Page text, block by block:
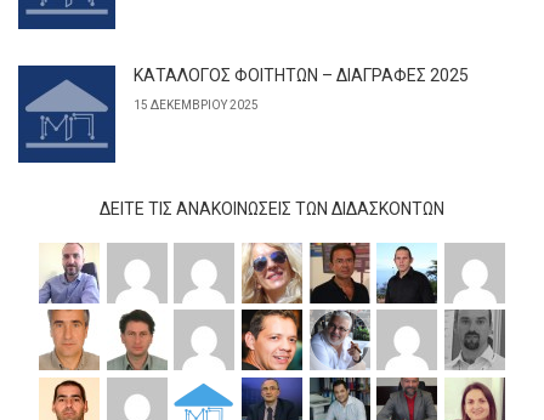
ΚΑΤΑΛΟΓΟΣ ΦΟΙΤΗΤΩΝ – ΔΙΑΓΡΑΦΕΣ 2025
15 ΔΕΚΕΜΒΡΊΟΥ 2025
ΔΕΊΤΕ ΤΙΣ ΑΝΑΚΟΙΝΏΣΕΙΣ ΤΩΝ ΔΙΔΆΣΚΟΝΤΩΝ